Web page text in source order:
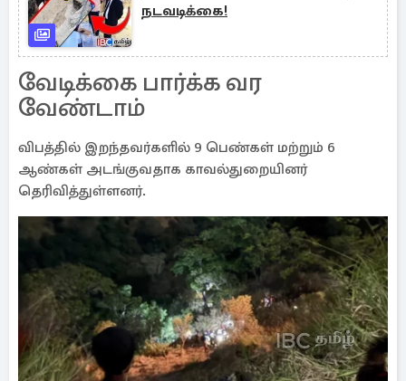
நடவடிக்கை!
வேடிக்கை பார்க்க வர
வேண்டாம்
விபத்தில் இறந்தவர்களில் 9 பெண்கள் மற்றும் 6
ஆண்கள் அடங்குவதாக காவல்துறையினர்
தெரிவித்துள்ளனர்.